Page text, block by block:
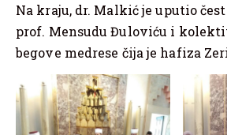
Na kraju, dr. Malkić je uputio
prof. Mensudu Đuloviću i
begove medrese čija je hafiza